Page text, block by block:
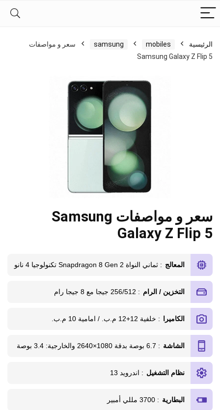
الرئيسية mobiles
samsung
سعر و مواصفات
Samsung Galaxy Z Flip 5
سعر و مواصفات Samsung
Galaxy Z Flip 5
المعالج : ثماني النواة Snapdragon 8 Gen 2 تكنولوجيا 4 نانو
التخزين / الرام : 256/512 جيجا مع 8 جيجا رام
الكاميرا : خلفية 12+12 م.ب. / امامية 10 م.ب.
الشاشة : 6.7 بوصة بدقة 1080×2640 والخارجية: 3.4 بوصة
نظام التشغيل : اندرويد 13
البطارية : 3700 مللي أمبير